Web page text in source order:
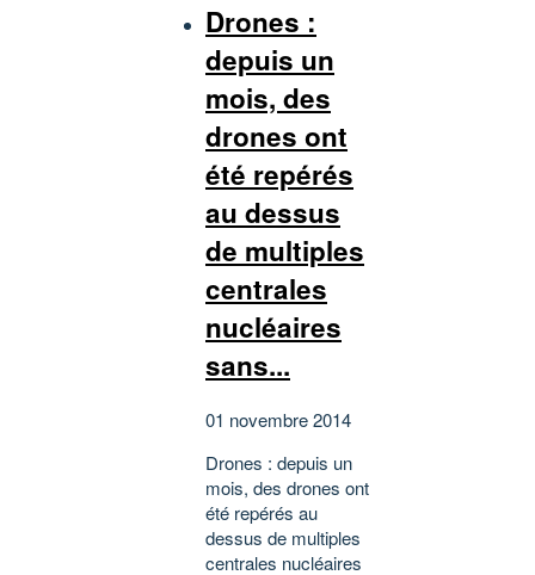
Drones :
depuis un
mois, des
drones ont
été repérés
au dessus
de multiples
centrales
nucléaires
sans...
01 novembre 2014
Drones : depuis un
mois, des drones ont
été repérés au
dessus de multiples
centrales nucléaires